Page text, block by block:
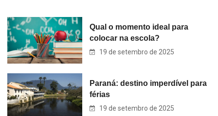
Qual o momento ideal para
colocar na escola?
19 de setembro de 2025
Paraná: destino imperdível para
férias
19 de setembro de 2025